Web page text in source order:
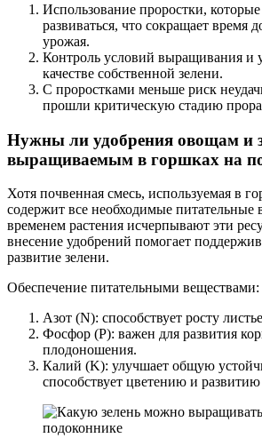
Использование проростки,
развиваться, что сокращает время
урожая.
Контроль условий выращивания и
качестве собственной зелени.
С проростками меньше риск
прошли критическую стадию
Нужны ли удобрения овощам и
выращиваемым в горшках на
Хотя почвенная смесь, используемая в
содержит все необходимые питательные
временем растения исчерпывают эти
внесение удобрений помогает
развитие зелени.
Обеспечение питательными веществами:
Азот (N): способствует росту
Фосфор (P): важен для развития
плодоношения.
Калий (K): улучшает общую
способствует цветению и